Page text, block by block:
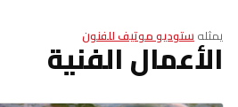
يمثله ستوديو موتيف للفنون
الأعمال الفنية